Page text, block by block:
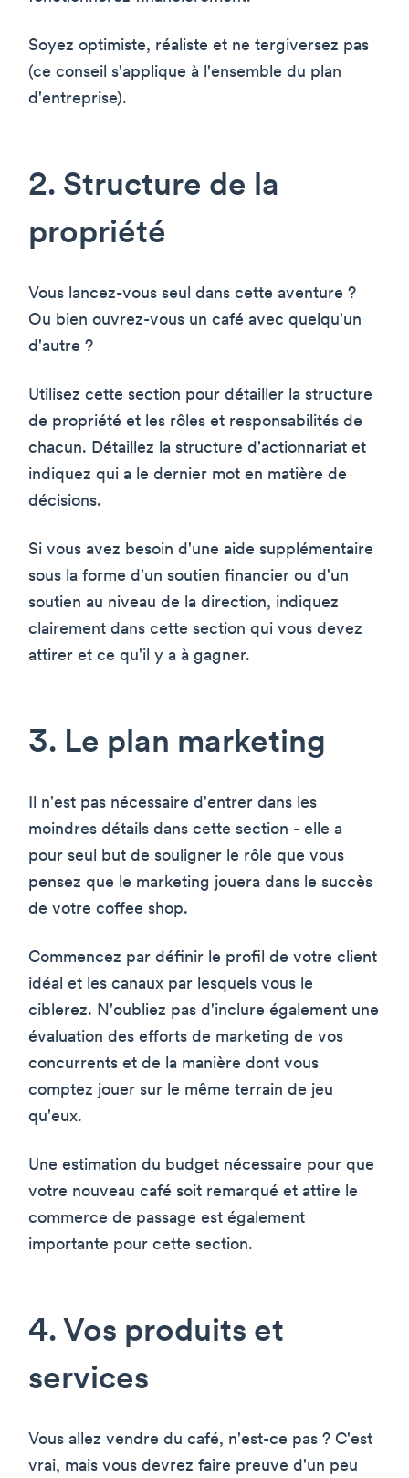
Soyez optimiste, réaliste et ne tergiversez pas
(ce conseil s'applique à l'ensemble du plan
d'entreprise).
2. Structure de la
propriété
Vous lancez-vous seul dans cette aventure ?
Ou bien ouvrez-vous un café avec quelqu'un
d'autre ?
Utilisez cette section pour détailler la structure
de propriété et les rôles et responsabilités de
chacun. Détaillez la structure d'actionnariat et
indiquez qui a le dernier mot en matière de
décisions.
Si vous avez besoin d'une aide supplémentaire
sous la forme d'un soutien financier ou d'un
soutien au niveau de la direction, indiquez
clairement dans cette section qui vous devez
attirer et ce qu'il y a à gagner.
3. Le plan marketing
Il n'est pas nécessaire d'entrer dans les
moindres détails dans cette section - elle a
pour seul but de souligner le rôle que vous
pensez que le marketing jouera dans le succès
de votre coffee shop.
Commencez par définir le profil de votre client
idéal et les canaux par lesquels vous le
ciblerez. N'oubliez pas d'inclure également une
évaluation des efforts de marketing de vos
concurrents et de la manière dont vous
comptez jouer sur le même terrain de jeu
qu'eux.
Une estimation du budget nécessaire pour que
votre nouveau café soit remarqué et attire le
commerce de passage est également
importante pour cette section.
4. Vos produits et
services
Vous allez vendre du café, n'est-ce pas ? C'est
vrai, mais vous devrez faire preuve d'un peu